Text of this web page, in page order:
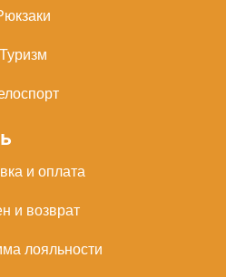
Туризм
и оплата
и возврат
лояльности